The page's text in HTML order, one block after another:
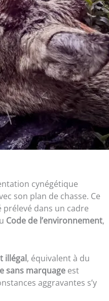
cynégétique
son plan de chasse. Ce
prélevé dans un cadre
Code de l’environnement,
illégal, équivalent à du
sans marquage est
aggravantes s’y